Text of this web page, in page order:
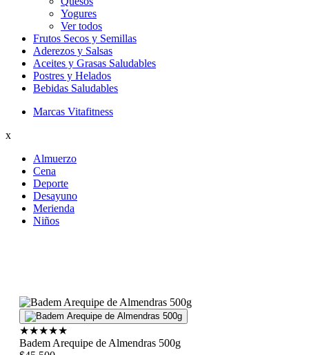
Yogures
Ver todos
Frutos Secos y Semillas
Aderezos y Salsas
Aceites y Grasas Saludables
Postres y Helados
Bebidas Saludables
Marcas Vitafitness
x
Almuerzo
Cena
Deporte
Desayuno
Merienda
Niños
★★★★★
Badem Arequipe de Almendras 500g